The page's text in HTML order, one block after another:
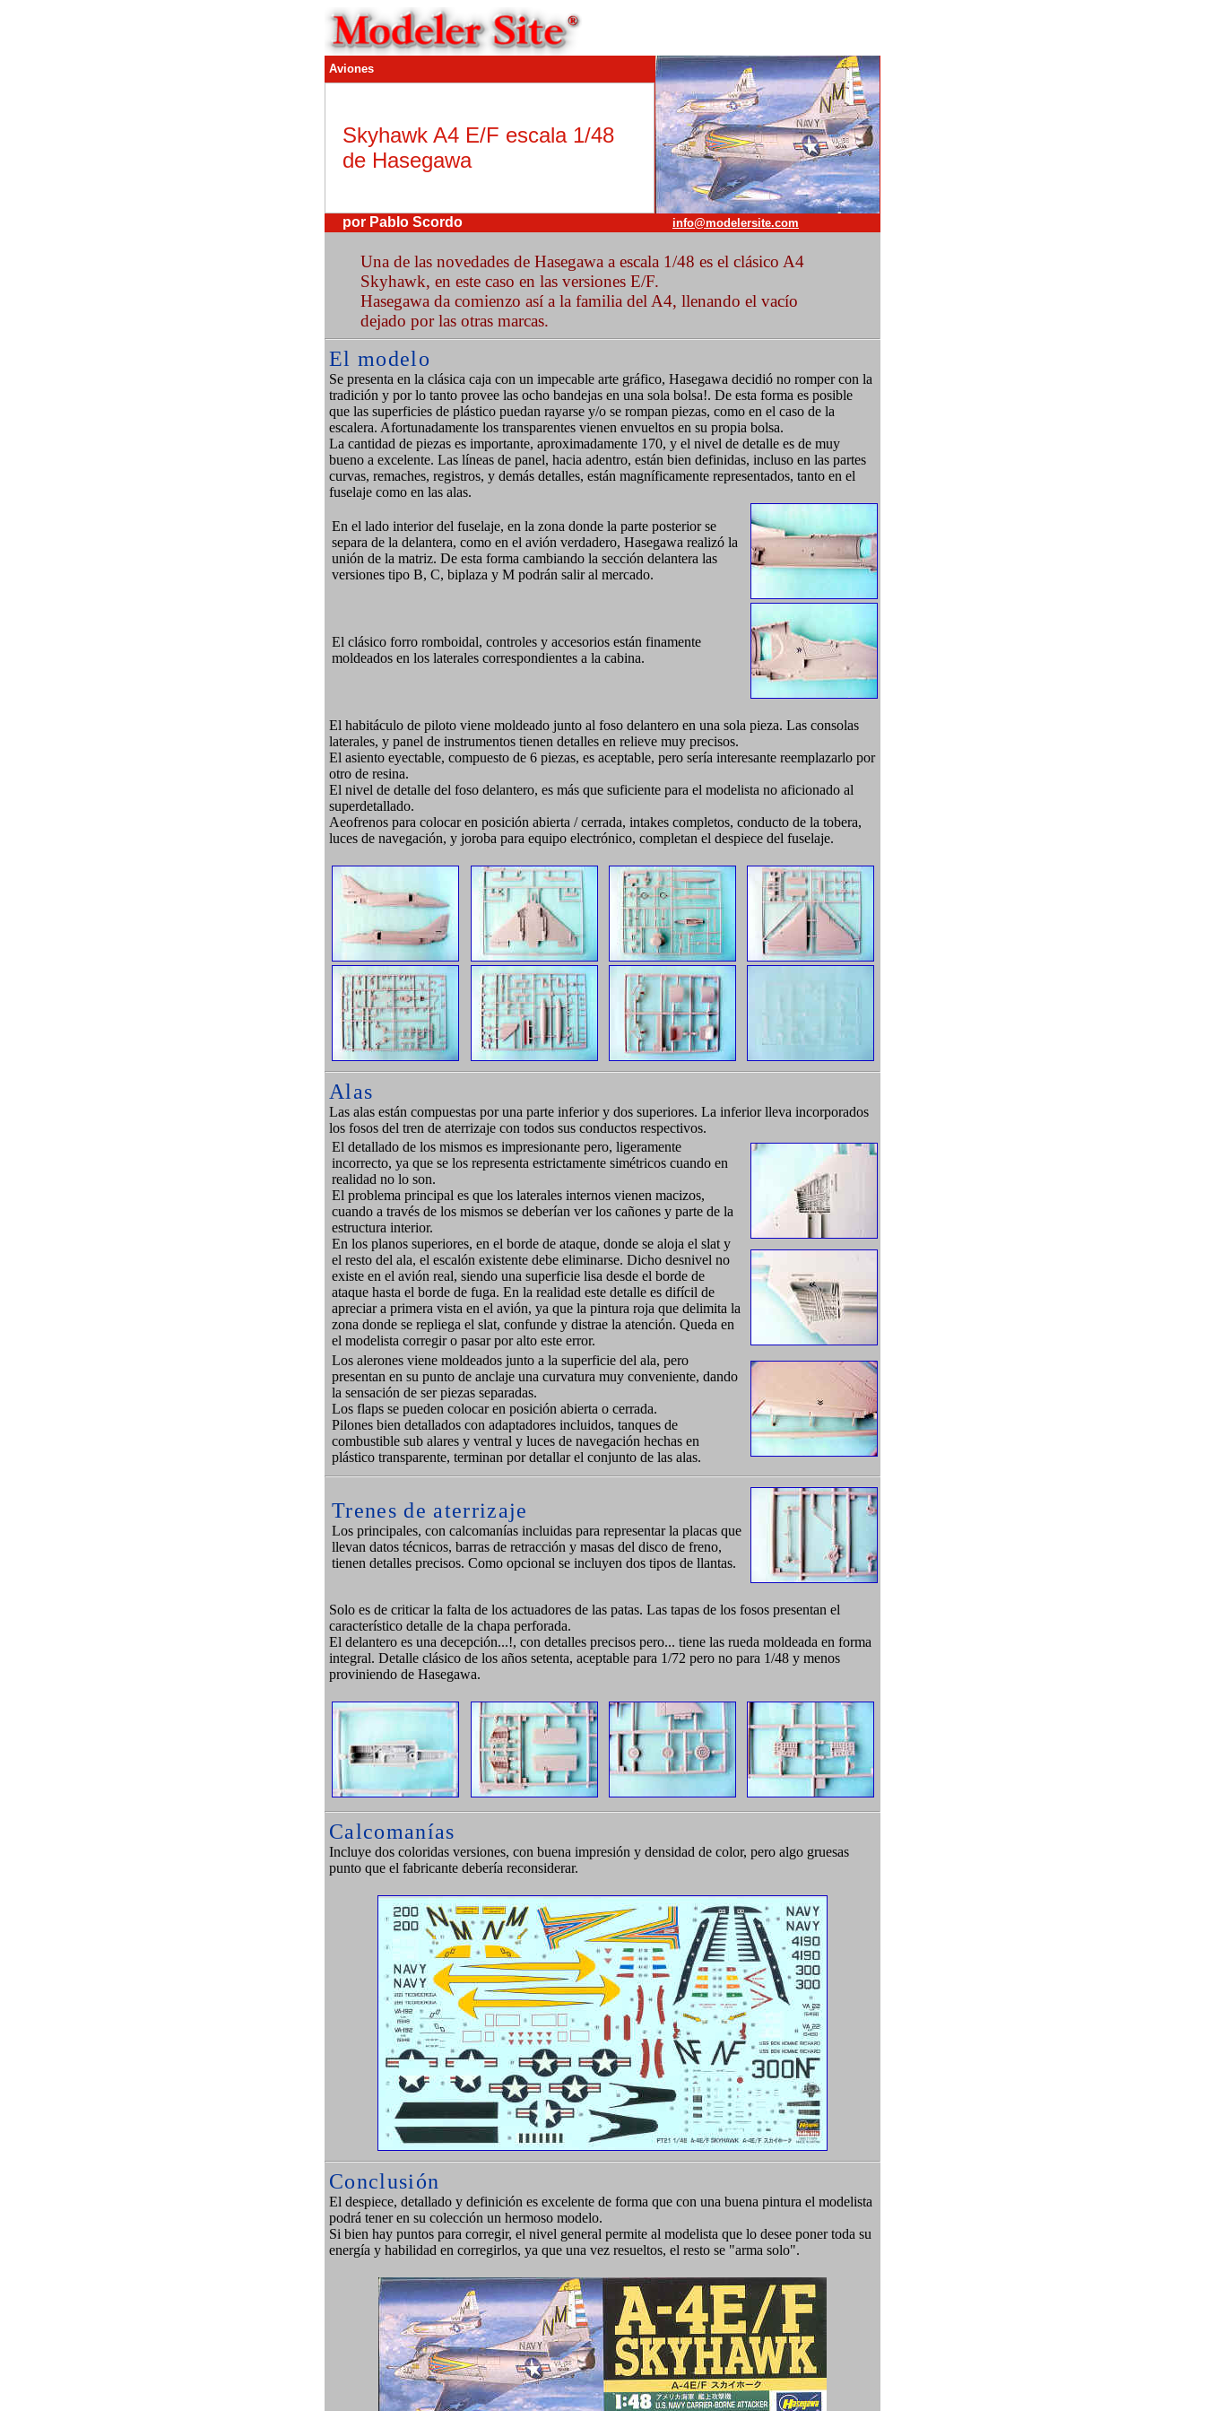
Aviones
Skyhawk A4 E/F escala 1/48
de Hasegawa
por Pablo Scordo info@modelersite.com
Una de las novedades de Hasegawa a escala 1/48 es el clásico A4
Skyhawk, en este caso en las versiones E/F.
Hasegawa da comienzo así a la familia del A4, llenando el vacío
dejado por las otras marcas.
El modelo
Se presenta en la clásica caja con un impecable arte gráfico, Hasegawa decidió no romper con la
tradición y por lo tanto provee las ocho bandejas en una sola bolsa!. De esta forma es posible
que las superficies de plástico puedan rayarse y/o se rompan piezas, como en el caso de la
escalera. Afortunadamente los transparentes vienen envueltos en su propia bolsa.
La cantidad de piezas es importante, aproximadamente 170, y el nivel de detalle es de muy
bueno a excelente. Las líneas de panel, hacia adentro, están bien definidas, incluso en las partes
curvas, remaches, registros, y demás detalles, están magníficamente representados, tanto en el
fuselaje como en las alas.
En el lado interior del fuselaje, en la zona donde la parte posterior se
separa de la delantera, como en el avión verdadero, Hasegawa realizó la
unión de la matriz. De esta forma cambiando la sección delantera las
versiones tipo B, C, biplaza y M podrán salir al mercado.
El clásico forro romboidal, controles y accesorios están finamente
moldeados en los laterales correspondientes a la cabina.
El habitáculo de piloto viene moldeado junto al foso delantero en una sola pieza. Las consolas
laterales, y panel de instrumentos tienen detalles en relieve muy precisos.
El asiento eyectable, compuesto de 6 piezas, es aceptable, pero sería interesante reemplazarlo por
otro de resina.
El nivel de detalle del foso delantero, es más que suficiente para el modelista no aficionado al
superdetallado.
Aeofrenos para colocar en posición abierta / cerrada, intakes completos, conducto de la tobera,
luces de navegación, y joroba para equipo electrónico, completan el despiece del fuselaje.
Alas
Las alas están compuestas por una parte inferior y dos superiores. La inferior lleva incorporados
los fosos del tren de aterrizaje con todos sus conductos respectivos.
El detallado de los mismos es impresionante pero, ligeramente
incorrecto, ya que se los representa estrictamente simétricos cuando en
realidad no lo son.
El problema principal es que los laterales internos vienen macizos,
cuando a través de los mismos se deberían ver los cañones y parte de la
estructura interior.
En los planos superiores, en el borde de ataque, donde se aloja el slat y
el resto del ala, el escalón existente debe eliminarse. Dicho desnivel no
existe en el avión real, siendo una superficie lisa desde el borde de
ataque hasta el borde de fuga. En la realidad este detalle es difícil de
apreciar a primera vista en el avión, ya que la pintura roja que delimita la
zona donde se repliega el slat, confunde y distrae la atención. Queda en
el modelista corregir o pasar por alto este error.
Los alerones viene moldeados junto a la superficie del ala, pero
presentan en su punto de anclaje una curvatura muy conveniente, dando
la sensación de ser piezas separadas.
Los flaps se pueden colocar en posición abierta o cerrada.
Pilones bien detallados con adaptadores incluidos, tanques de
combustible sub alares y ventral y luces de navegación hechas en
plástico transparente, terminan por detallar el conjunto de las alas.
Trenes de aterrizaje
Los principales, con calcomanías incluidas para representar la placas que
llevan datos técnicos, barras de retracción y masas del disco de freno,
tienen detalles precisos. Como opcional se incluyen dos tipos de llantas.
Solo es de criticar la falta de los actuadores de las patas. Las tapas de los fosos presentan el
característico detalle de la chapa perforada.
El delantero es una decepción...!, con detalles precisos pero... tiene las rueda moldeada en forma
integral. Detalle clásico de los años setenta, aceptable para 1/72 pero no para 1/48 y menos
proviniendo de Hasegawa.
Calcomanías
Incluye dos coloridas versiones, con buena impresión y densidad de color, pero algo gruesas
punto que el fabricante debería reconsiderar.
Conclusión
El despiece, detallado y definición es excelente de forma que con una buena pintura el modelista
podrá tener en su colección un hermoso modelo.
Si bien hay puntos para corregir, el nivel general permite al modelista que lo desee poner toda su
energía y habilidad en corregirlos, ya que una vez resueltos, el resto se "arma solo".